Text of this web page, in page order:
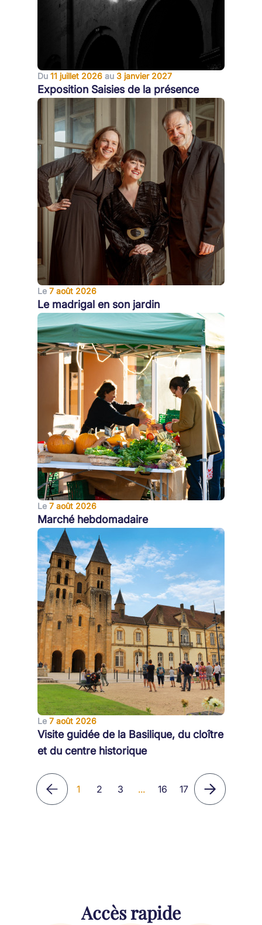
Du 11 juillet 2026 au 3 janvier 2027
Exposition Saisies de la présence
Le 7 août 2026
Le madrigal en son jardin
Le 7 août 2026
Marché hebdomadaire
Le 7 août 2026
Visite guidée de la Basilique, du cloître
et du centre historique
1 2 3 ... 16 17
Accès rapide